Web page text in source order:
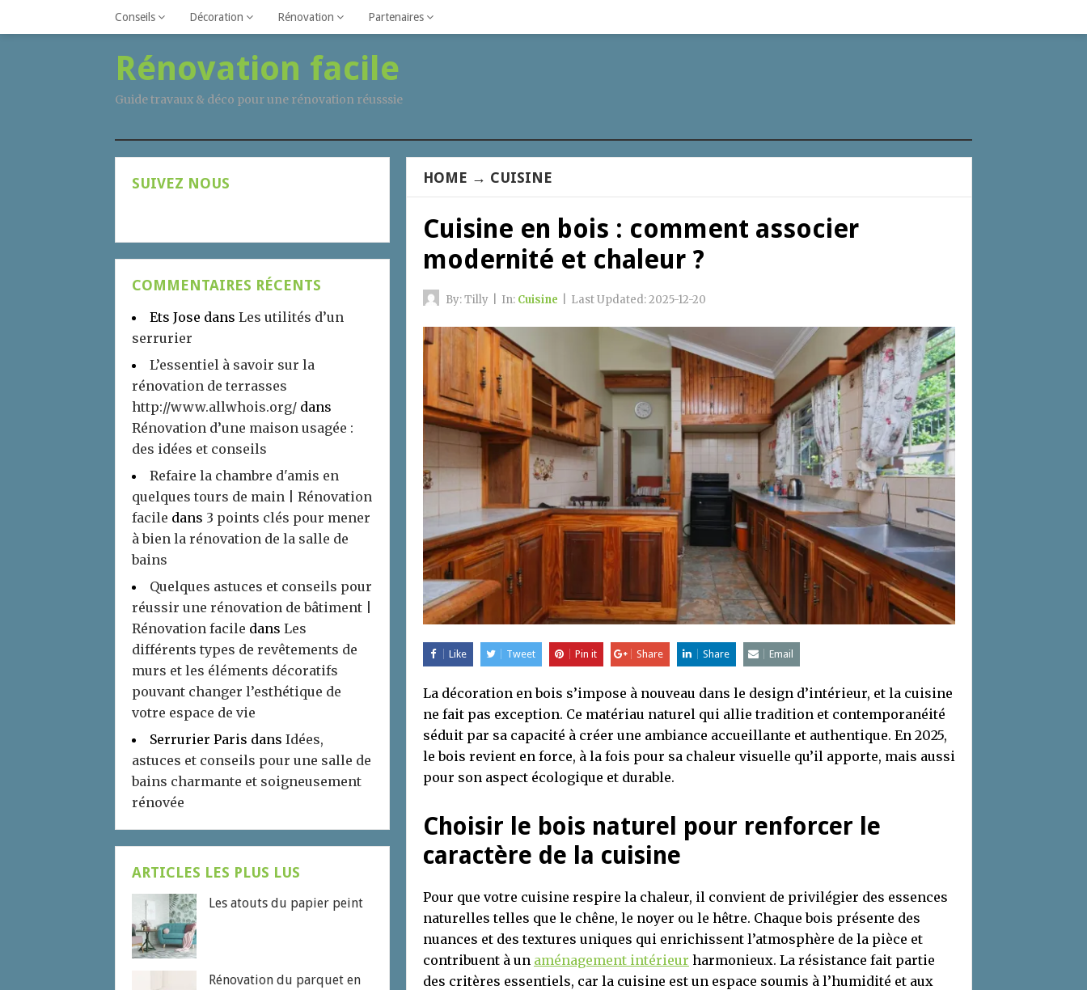
Conseils Décoration Rénovation Partenaires
Rénovation facile
Guide travaux & déco pour une rénovation réusssie
HOME → CUISINE
Cuisine en bois : comment associer
modernité et chaleur ?
By:Tilly In: Cuisine Last Updated:2025-12-20
Like Tweet Pin it Share Share Email
La décoration en bois s’impose à nouveau dans le design d’intérieur, et la cuisine
ne fait pas exception. Ce matériau naturel qui allie tradition et contemporanéité
séduit par sa capacité à créer une ambiance accueillante et authentique. En 2025,
le bois revient en force, à la fois pour sa chaleur visuelle qu’il apporte, mais aussi
pour son aspect écologique et durable.
Choisir le bois naturel pour renforcer le
caractère de la cuisine
Pour que votre cuisine respire la chaleur, il convient de privilégier des essences
naturelles telles que le chêne, le noyer ou le hêtre. Chaque bois présente des
nuances et des textures uniques qui enrichissent l’atmosphère de la pièce et
contribuent à un aménagement intérieur harmonieux. La résistance fait partie
des critères essentiels, car la cuisine est un espace soumis à l’humidité et aux
SUIVEZ NOUS
COMMENTAIRES RÉCENTS
Ets Jose dans Les utilités d’un
serrurier
L’essentiel à savoir sur la
rénovation de terrasses
http://www.allwhois.org/ dans
Rénovation d’une maison usagée :
des idées et conseils
Refaire la chambre d'amis en
quelques tours de main | Rénovation
facile dans 3 points clés pour mener
à bien la rénovation de la salle de
bains
Quelques astuces et conseils pour
réussir une rénovation de bâtiment |
Rénovation facile dans Les
différents types de revêtements de
murs et les éléments décoratifs
pouvant changer l’esthétique de
votre espace de vie
Serrurier Paris dans Idées,
astuces et conseils pour une salle de
bains charmante et soigneusement
rénovée
ARTICLES LES PLUS LUS
Les atouts du papier peint
Rénovation du parquet en